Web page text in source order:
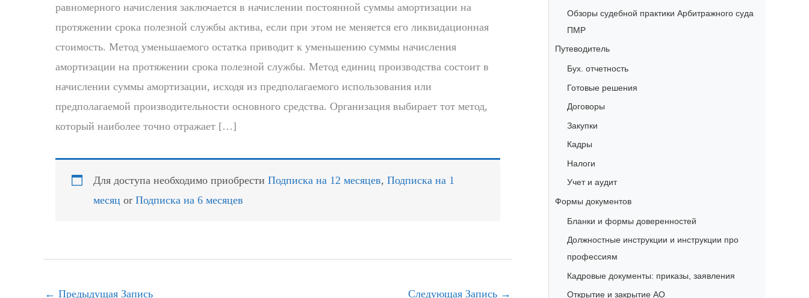
равномерного начисления заключается в начислении постоянной суммы амортизации на
протяжении срока полезной службы актива, если при этом не меняется его ликвидационная
стоимость. Метод уменьшаемого остатка приводит к уменьшению суммы начисления
амортизации на протяжении срока полезной службы. Метод единиц производства состоит в
начислении суммы амортизации, исходя из предполагаемого использования или
предполагаемой производительности основного средства. Организация выбирает тот метод,
который наиболее точно отражает […]
Для доступа необходимо приобрести Подписка на 12 месяцев, Подписка на 1
месяц or Подписка на 6 месяцев
← Предыдущая Запись Следующая Запись →
Обзоры судебной практики Арбитражного суда
ПМР
Путеводитель
Бух. отчетность
Готовые решения
Договоры
Закупки
Кадры
Налоги
Учет и аудит
Формы документов
Бланки и формы доверенностей
Должностные инструкции и инструкции про
профессиям
Кадровые документы: приказы, заявления
Открытие и закрытие АО